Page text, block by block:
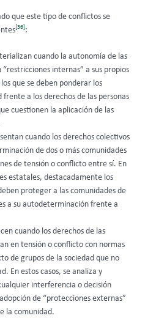
que este tipo de conflictos se
[36] :
cuando la autonomía de las
internas” a sus propios
que se deben ponderar los
a los derechos de las personas
cuestionen la aplicación de las
cuando los derechos colectivos
de dos o más comunidades
de tensión o conflicto entre sí. En
estatales, destacadamente los
proteger a las comunidades de
a su autodeterminación frente a
cuando los derechos de las
en tensión o conflicto con normas
de grupos de la sociedad que no
En estos casos, se analiza y
interferencia o decisión
de “protecciones externas”
la comunidad.